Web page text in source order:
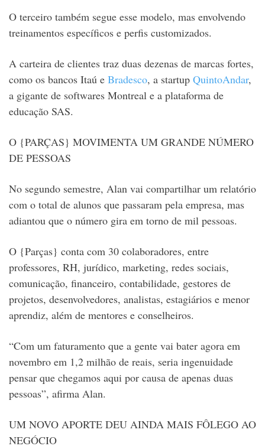
O terceiro também segue esse modelo, mas envolvendo
treinamentos específicos e perfis customizados.
A carteira de clientes traz duas dezenas de marcas fortes,
como os bancos Itaú e Bradesco, a startup QuintoAndar,
a gigante de softwares Montreal e a plataforma de
educação SAS.
O {PARÇAS} MOVIMENTA UM GRANDE NÚMERO
DE PESSOAS
No segundo semestre, Alan vai compartilhar um relatório
com o total de alunos que passaram pela empresa, mas
adiantou que o número gira em torno de mil pessoas.
O {Parças} conta com 30 colaboradores, entre
professores, RH, jurídico, marketing, redes sociais,
comunicação, financeiro, contabilidade, gestores de
projetos, desenvolvedores, analistas, estagiários e menor
aprendiz, além de mentores e conselheiros.
“Com um faturamento que a gente vai bater agora em
novembro em 1,2 milhão de reais, seria ingenuidade
pensar que chegamos aqui por causa de apenas duas
pessoas”, afirma Alan.
UM NOVO APORTE DEU AINDA MAIS FÔLEGO AO
NEGÓCIO